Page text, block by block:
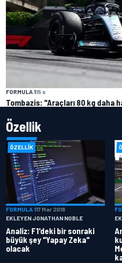
FORMULA 115 s
Tombazis: "Araçları 80 kg
Özellik
ÖZELLIK
FORMULA 117 Mar 2018
EKLEYEN JONATHAN NOBLE
Analiz: F1'deki bir sonraki
büyük şey "Yapay Zeka"
olacak